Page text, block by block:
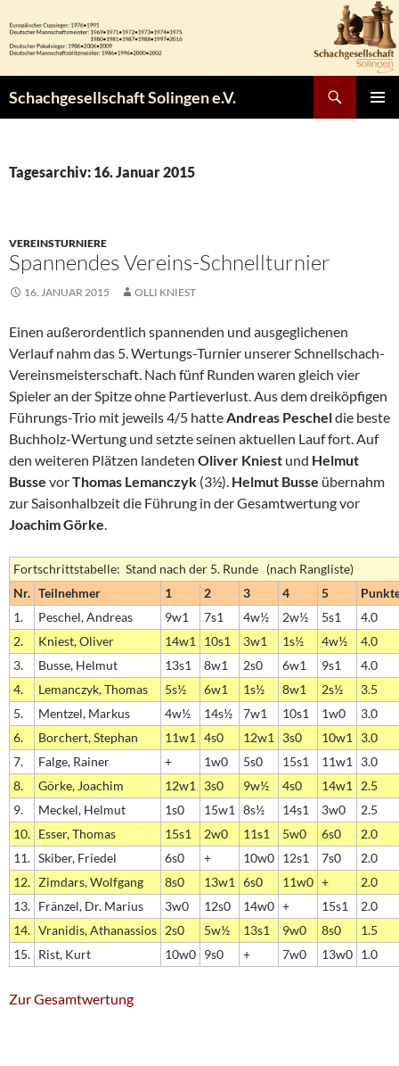
Inhalt
springen
Schachgesellschaft Solingen e.V.
Tagesarchiv: 16. Januar 2015
VEREINSTURNIERE
Spannendes Vereins-Schnellturnier
16. JANUAR 2015 OLLI KNIEST
Einen außerordentlich spannenden und ausgeglichenen
Verlauf nahm das 5. Wertungs-Turnier unserer Schnellschach-
Vereinsmeisterschaft. Nach fünf Runden waren gleich vier
Spieler an der Spitze ohne Partieverlust. Aus dem dreiköpfigen
Führungs-Trio mit jeweils 4/5 hatteAndreas Pescheldie beste
Buchholz-Wertung und setzte seinen aktuellen Lauf fort. Auf
den weiteren Plätzen landeten Oliver Kniest und Helmut
Busse vorThomas Lemanczyk (3½). Helmut Busse übernahm
zur Saisonhalbzeit die Führung in der Gesamtwertung vor
Joachim Görke.
Fortschrittstabelle: Stand nach der 5. Runde (nach Rangliste)
Nr. Teilnehmer 1 2 3 4 5
1.
Peschel, Andreas 9w1 7s1 4w½ 2w½ 5s1
4.0
2.
Kniest, Oliver 14w1 10s1 3w1 1s½ 4w½
4.0
3.
Busse, Helmut 13s1 8w1 2s0 6w1 9s1
4.0
4.
Lemanczyk, Thomas 5s½ 6w1 1s½ 8w1 2s½
3.5
5.
Mentzel, Markus 4w½ 14s½ 7w1 10s1 1w0
3.0
6.
Borchert, Stephan 11w1 4s0 12w1 3s0 10w1
3.0
7.
Falge, Rainer + 1w0 5s0 15s1 11w1
3.0
8.
Görke, Joachim 12w1 3s0 9w½ 4s0 14w1
2.5
9.
Meckel, Helmut 1s0 15w1 8s½ 14s1 3w0
2.5
10. Esser, Thomas 15s1 2w0 11s1 5w0 6s0
2.0
11. Skiber, Friedel 6s0 + 10w0 12s1 7s0
2.0
12. Zimdars, Wolfgang 8s0 13w1 6s0 11w0 +
2.0
13. Fränzel, Dr. Marius 3w0 12s0 14w0 + 15s1
2.0
14. Vranidis, Athanassios 2s0 5w½ 13s1 9w0 8s0
1.5
15. Rist, Kurt 10w0 9s0 + 7w0 13w0 1.0
Zur Gesamtwertung